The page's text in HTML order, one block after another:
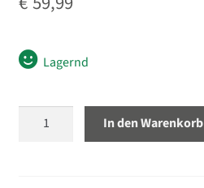
Lagernd
Manfrotto
In den Warenkorb